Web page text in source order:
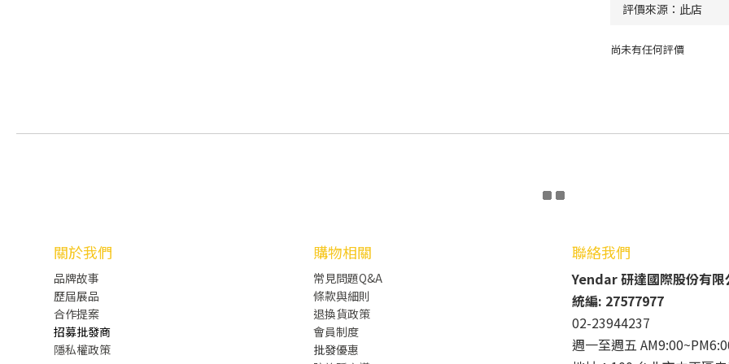
尚未有任何評價
關於我們
品牌故事
歷屆展品
合作提案
招募批發商
隱私權政策
購物相關
常見問題Q&A
條款與細則
退換貨政策
會員制度
批發優惠
聯絡我們
Yendar 研達國際股份有限
統編: 27577977
02-23944237
週一至週五